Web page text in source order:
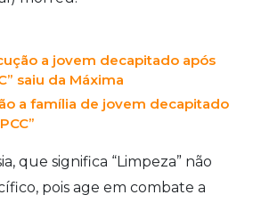
a jovem decapitado após
saiu da Máxima
a família de jovem decapitado
que significa “Limpeza” não
pois age em combate a